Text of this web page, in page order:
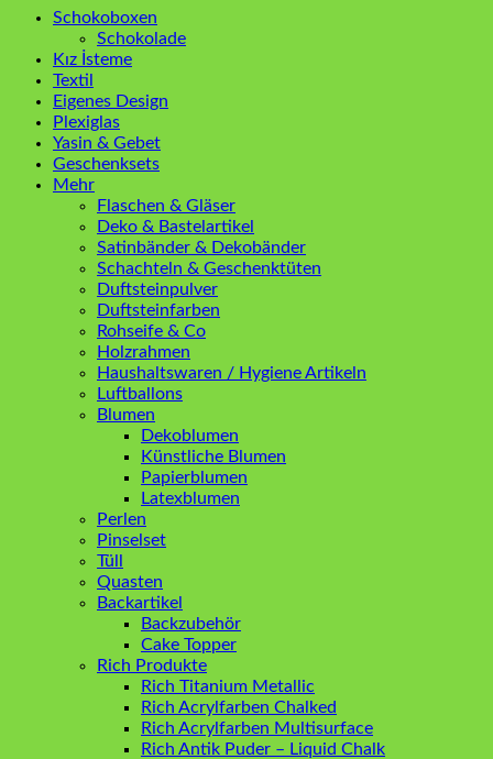
Schokoboxen
Schokolade
Kız İsteme
Textil
Eigenes Design
Plexiglas
Yasin & Gebet
Geschenksets
Mehr
Flaschen & Gläser
Deko & Bastelartikel
Satinbänder & Dekobänder
Schachteln & Geschenktüten
Duftsteinpulver
Duftsteinfarben
Rohseife & Co
Holzrahmen
Haushaltswaren / Hygiene Artikeln
Luftballons
Blumen
Dekoblumen
Künstliche Blumen
Papierblumen
Latexblumen
Perlen
Pinselset
Tüll
Quasten
Backartikel
Backzubehör
Cake Topper
Rich Produkte
Rich Titanium Metallic
Rich Acrylfarben Chalked
Rich Acrylfarben Multisurface
Rich Antik Puder – Liquid Chalk